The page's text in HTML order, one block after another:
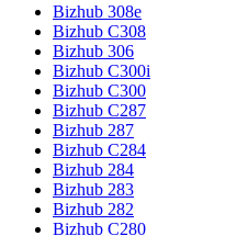
Bizhub 308e
Bizhub C308
Bizhub 306
Bizhub C300i
Bizhub C300
Bizhub C287
Bizhub 287
Bizhub C284
Bizhub 284
Bizhub 283
Bizhub 282
Bizhub C280